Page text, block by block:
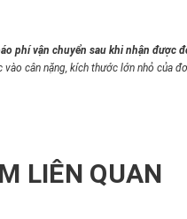
phí vận chuyển sau khi nhận được
vào cân nặng, kích thước lớn nhỏ của
LIÊN QUAN